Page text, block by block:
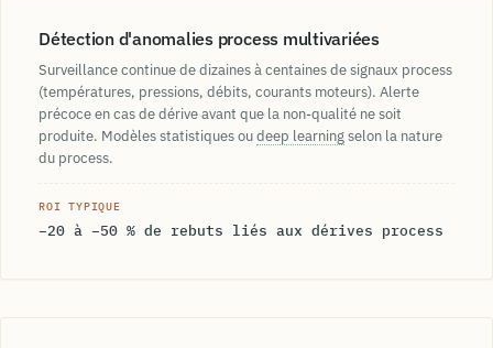
Détection d'anomalies process multivariées
Surveillance continue de dizaines à centaines de signaux process
(températures, pressions, débits, courants moteurs). Alerte
précoce en cas de dérive avant que la non-qualité ne soit
produite. Modèles statistiques oudeep learningselon la nature
du process.
ROI TYPIQUE
−20 à −50 % de rebuts liés aux dérives process